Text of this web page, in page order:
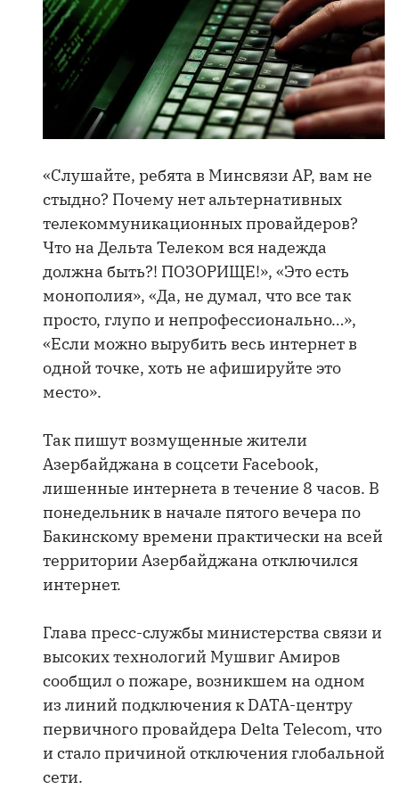
«Слушайте, ребята в Минсвязи АР, вам не
стыдно? Почему нет альтернативных
телекоммуникационных провайдеров?
Что на Дельта Телеком вся надежда
должна быть?! ПОЗОРИЩЕ!», «Это есть
монополия», «Да, не думал, что все так
просто, глупо и непрофессионально…»,
«Если можно вырубить весь интернет в
одной точке, хоть не афишируйте это
место».
Так пишут возмущенные жители
Азербайджана в соцсети Facebook,
лишенные интернета в течение 8 часов. В
понедельник в начале пятого вечера по
Бакинскому времени практически на всей
территории Азербайджана отключился
интернет.
Глава пресс-службы министерства связи и
высоких технологий Мушвиг Амиров
сообщил о пожаре, возникшем на одном
из линий подключения к DATA-центру
первичного провайдера Delta Telecom, что
и стало причиной отключения глобальной
сети.